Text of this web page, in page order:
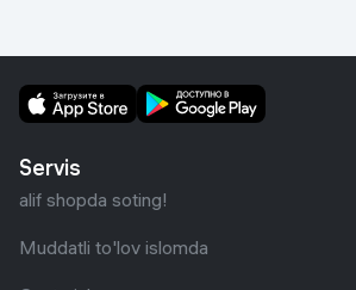
Servis
alif shopda soting!
Muddatli to'lov islomda